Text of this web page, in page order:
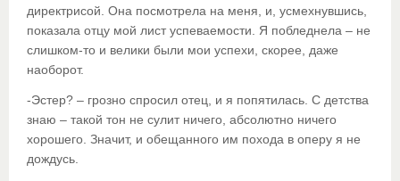
директрисой. Она посмотрела на меня, и, усмехнувшись,
показала отцу мой лист успеваемости. Я побледнела – не
слишком-то и велики были мои успехи, скорее, даже
наоборот.
-Эстер? – грозно спросил отец, и я попятилась. С детства
знаю – такой тон не сулит ничего, абсолютно ничего
хорошего. Значит, и обещанного им похода в оперу я не
дождусь.